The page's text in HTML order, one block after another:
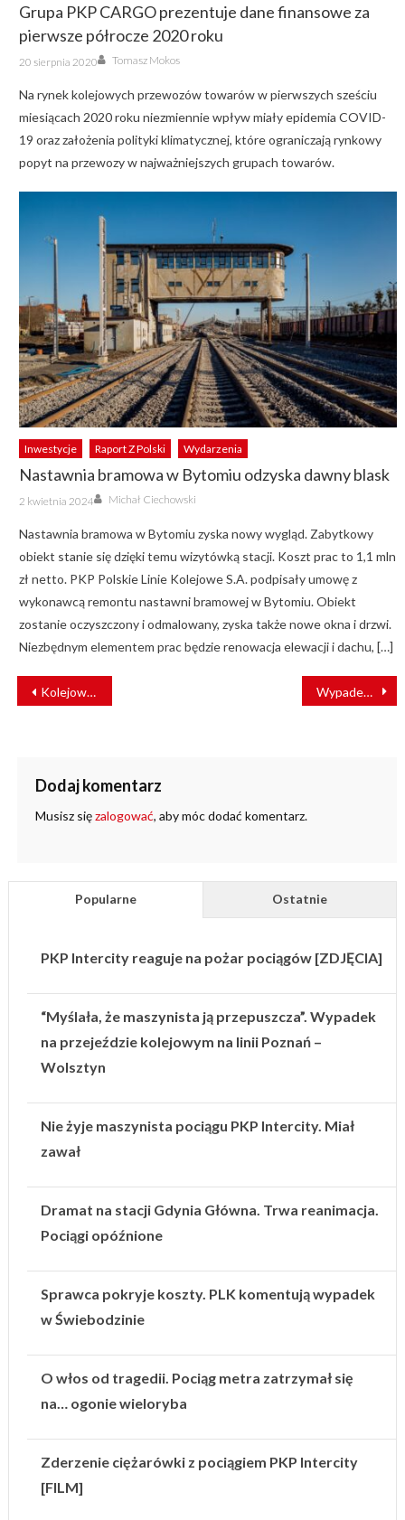
Grupa PKP CARGO prezentuje dane finansowe za
pierwsze półrocze 2020 roku
Posted
on
20 sierpnia 2020 Author
Tomasz Mokos
Na rynek kolejowych przewozów towarów w pierwszych sześciu
miesiącach 2020 roku niezmiennie wpływ miały epidemia COVID-
19 oraz założenia polityki klimatycznej, które ograniczają rynkowy
popyt na przewozy w najważniejszych grupach towarów.
Inwestycje Raport Z Polski Wydarzenia
Nastawnia bramowa w Bytomiu odzyska dawny blask
Posted
on
2 kwietnia 2024 Author
Michał Ciechowski
Nastawnia bramowa w Bytomiu zyska nowy wygląd. Zabytkowy
obiekt stanie się dzięki temu wizytówką stacji. Koszt prac to 1,1 mln
zł netto. PKP Polskie Linie Kolejowe S.A. podpisały umowę z
wykonawcą remontu nastawni bramowej w Bytomiu. Obiekt
zostanie oczyszczony i odmalowany, zyska także nowe okna i drzwi.
Niezbędnym elementem prac będzie renowacja elewacji i dachu, […]
NAWIGACJA
WPISU
Kolejowy świat z LEGO. Zobacz wyjątkową makietę Wypadek w warszawskim metrze. Nie żyje jedna osoba
Dodaj komentarz
Musisz sięzalogować, aby móc dodać komentarz.
Popularne Ostatnie
PKP Intercity reaguje na pożar pociągów [ZDJĘCIA]
“Myślała, że maszynista ją przepuszcza”. Wypadek
na przejeździe kolejowym na linii Poznań –
Wolsztyn
Nie żyje maszynista pociągu PKP Intercity. Miał
zawał
Dramat na stacji Gdynia Główna. Trwa reanimacja.
Pociągi opóźnione
Sprawca pokryje koszty. PLK komentują wypadek
w Świebodzinie
O włos od tragedii. Pociąg metra zatrzymał się
na… ogonie wieloryba
Zderzenie ciężarówki z pociągiem PKP Intercity
[FILM]